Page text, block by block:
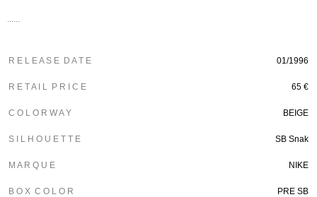
R E L E A S E D A T E 01/1996
R E T A I L P R I C E 65 €
C O L O R W A Y BEIGE
S I L H O U E T T E SB Snak
M A R Q U E NIKE
B O X C O L O R PRE SB